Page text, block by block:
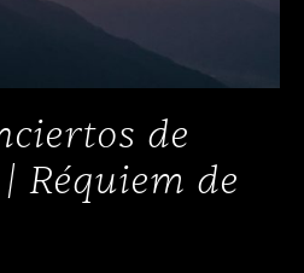
de
Réquiem de